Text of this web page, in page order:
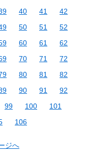
40 41
42
50 51
52
60 61
62
70 71
72
80 81
82
90 91
92
99 100
101
106
ジへ